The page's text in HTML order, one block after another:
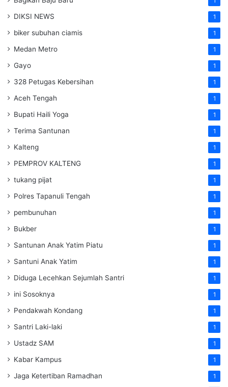
DIKSI NEWS 1
biker subuhan ciamis 1
Medan Metro 1
Gayo 1
328 Petugas Kebersihan 1
Aceh Tengah 1
Bupati Haili Yoga 1
Terima Santunan 1
Kalteng 1
PEMPROV KALTENG 1
tukang pijat 1
Polres Tapanuli Tengah 1
pembunuhan 1
Bukber 1
Santunan Anak Yatim Piatu 1
Santuni Anak Yatim 1
Diduga Lecehkan Sejumlah Santri 1
ini Sosoknya 1
Pendakwah Kondang 1
Santri Laki-laki 1
Ustadz SAM 1
Kabar Kampus 1
Jaga Ketertiban Ramadhan 1